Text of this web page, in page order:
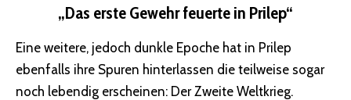
„Das erste Gewehr feuerte in Prilep“
Eine weitere, jedoch dunkle Epoche hat in Prilep
ebenfalls ihre Spuren hinterlassen die teilweise sogar
noch lebendig erscheinen: Der Zweite Weltkrieg.